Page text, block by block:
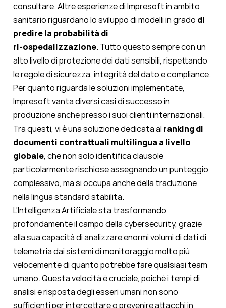
consultare. Altre esperienze di Impresoft in ambito
sanitario riguardano lo sviluppo di modelli in grado di
predire la probabilità di
ri-ospedalizzazione. Tutto questo sempre con un
alto livello di protezione dei dati sensibili, rispettando
le regole di sicurezza, integrità del dato e compliance.
Per quanto riguarda le soluzioni implementate,
Impresoft vanta diversi casi di successo in
produzione anche presso i suoi clienti internazionali.
Tra questi, vi è una soluzione dedicata al ranking di
documenti contrattuali multilingua a livello
globale, che non solo identifica clausole
particolarmente rischiose assegnando un punteggio
complessivo, ma si occupa anche della traduzione
nella lingua standard stabilita.
L'Intelligenza Artificiale sta trasformando
profondamente il campo della cybersecurity, grazie
alla sua capacità di analizzare enormi volumi di dati di
telemetria dai sistemi di monitoraggio molto più
velocemente di quanto potrebbe fare qualsiasi team
umano. Questa velocità è cruciale, poiché i tempi di
analisi e risposta degli esseri umani non sono
sufficienti per intercettare o prevenire attacchi in